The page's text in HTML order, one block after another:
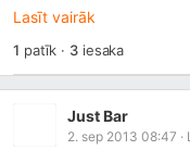
Lasīt vairāk
1 patīk · 3iesaka
Just Bar
2. sep 2013 08:47